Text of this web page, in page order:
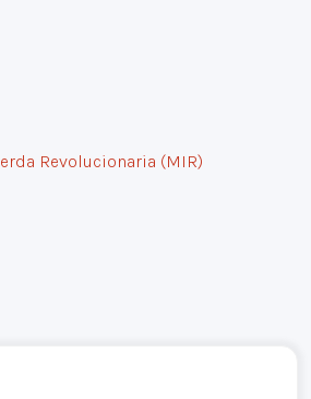
Revolucionaria (MIR)